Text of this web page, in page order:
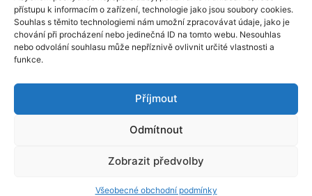
přístupu k informacím o zařízení, technologie jako jsou soubory cookies.
Souhlas s těmito technologiemi nám umožní zpracovávat údaje, jako je
chování při procházení nebo jedinečná ID na tomto webu. Nesouhlas
nebo odvolání souhlasu může nepříznivě ovlivnit určité vlastnosti a
funkce.
Příjmout
Odmítnout
Zobrazit předvolby
Všeobecné obchodní podmínky
Proč oslovit
Energomu, pokud
potřebujete snížit
náklady za energie?